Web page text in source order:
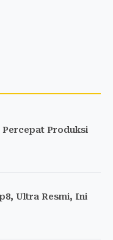
Produksi
Ultra Resmi, Ini